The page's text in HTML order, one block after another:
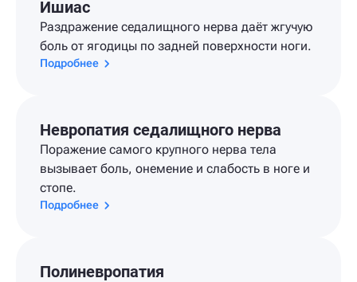
Ишиас
Раздражение седалищного нерва даёт жгучую
боль от ягодицы по задней поверхности ноги.
Подробнее
Невропатия седалищного нерва
Поражение самого крупного нерва тела
вызывает боль, онемение и слабость в ноге и
стопе.
Подробнее
Полиневропатия